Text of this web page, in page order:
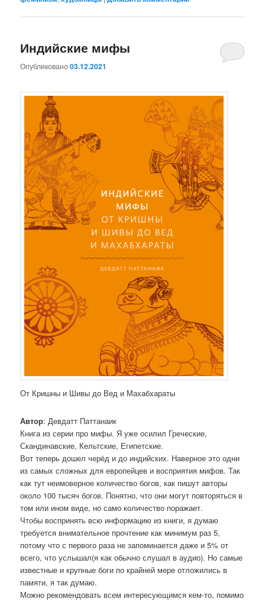
Индийские мифы
Опубликовано03.12.2021
От Кришны и Шивы до Вед и Махабхараты
Автор: Девдатт Паттанаик
Книга из серии про мифы. Я уже осилил Греческие,
Скандинавские, Кельтские, Египетские.
Вот теперь дошел черёд и до индийских. Наверное это одни
из самых сложных для европейцев и восприятия мифов. Так
как тут неимоверное количество богов, как пишут авторы
около 100 тысяч богов. Понятно, что они могут повторяться в
том или ином виде, но само количество поражает.
Чтобы воспринять всю информацию из книги, я думаю
требуется внимательное прочтение как минимум раз 5,
потому что с первого раза не запоминается даже и 5% от
всего, что услышал(я как обычно слушал в аудио). Но самые
известные и крупные боги по крайней мере отложились в
памяти, я так думаю.
Можно рекомендовать всем интересующимся кем-то, помимо